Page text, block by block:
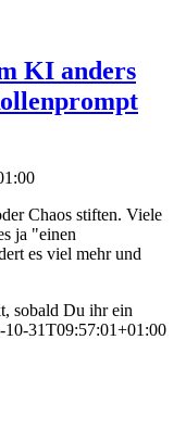
KI anders
Chaos stiften. Viele
ja "einen
es viel mehr und
sobald Du ihr ein
10-31T09:57:01+01:00